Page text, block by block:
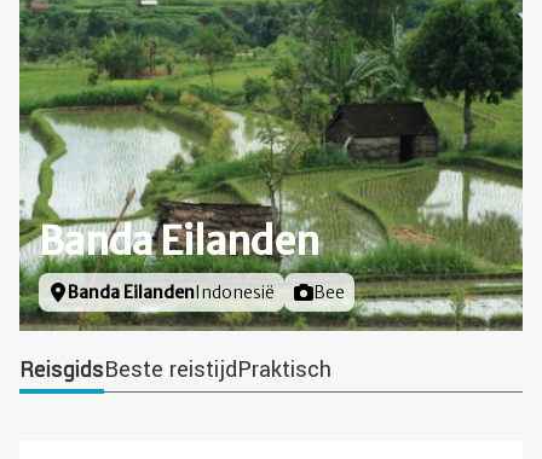
Banda Eilanden
Locatie
Banda Eilanden Indonesië Foto door
Bee
ReisgidsBeste reistijdPraktisch